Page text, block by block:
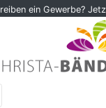
ein Gewerbe?